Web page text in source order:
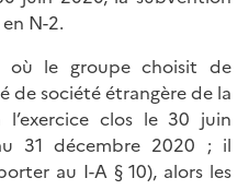
N-2.
où le groupe choisit de
de société étrangère de la
l’exercice clos le 30 juin
31 décembre 2020 ; il
au I-A § 10), alors les